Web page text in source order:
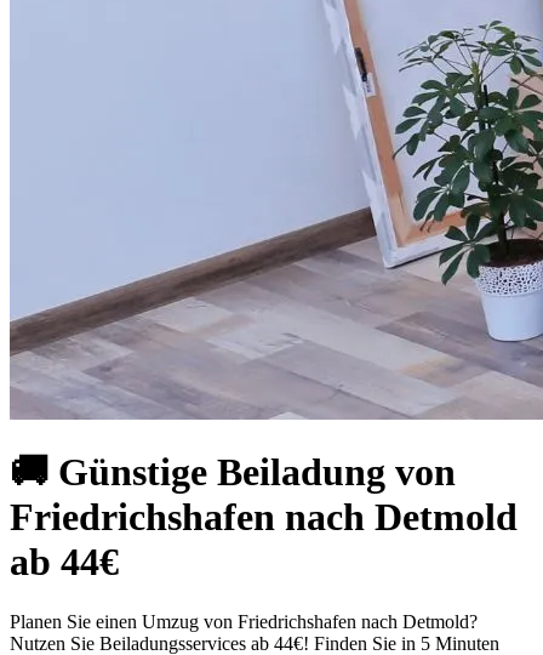
🚚 Günstige Beiladung von
Friedrichshafen nach Detmold
ab 44€
Planen Sie einen Umzug von Friedrichshafen nach Detmold?
Nutzen Sie Beiladungsservices ab 44€! Finden Sie in 5 Minuten